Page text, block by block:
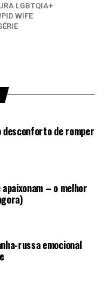
LGBTQIA+
WIFE
desconforto de romper
– o melhor
russa emocional